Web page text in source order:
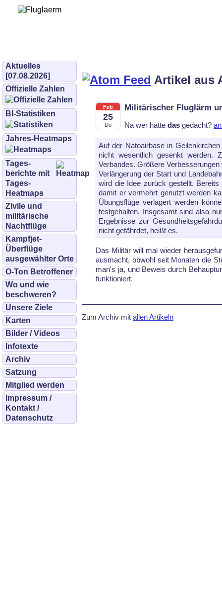
Aktuelles
[07.08.2026]
Offizielle Zahlen
BI-Statistiken
Jahres-Heatmaps
Tages­
berichte mit
Tages-
Heatmaps
Zivile und
militärische
Nachtflüge
Kampfjet-
Überflüge
ausgewählter Orte
O-Ton Betroffener
Wo und wie
beschweren?
Unsere Ziele
Karten
Bilder / Videos
Infotexte
Archiv
Satzung
Mitglied werden
Impressum /
Kontakt /
Datenschutz
Artikel aus
Feb
25
Do
Militärischer Fluglärm
Na wer hätte das gedacht?
Auf der Natoairbase in
nicht wesentlich gesenkt werden.
Verbandes. Größere
Verlängerung der Start und
wird die Idee zurück gestellt.
damit er vermehrt genutzt werden
Übungsflüge verlagert werden
festgehalten. Insgesamt sind also
Ergebnisse zur
nicht gefährdet, heißt es.
Das Militär will mal wieder
ausmacht, obwohl seit Monaten die
man's ja, und Beweis durch
funktioniert.
Zum Archiv mit allen Artikeln